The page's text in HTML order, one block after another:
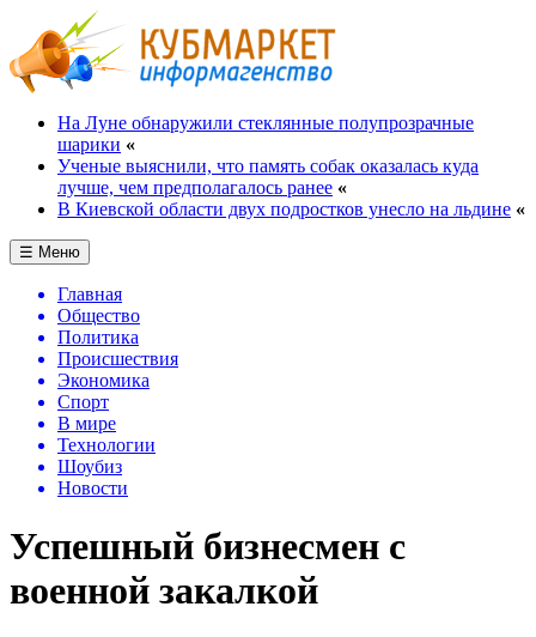
На Луне обнаружили стеклянные полупрозрачные
шарики «
Ученые выяснили, что память собак оказалась куда
лучше, чем предполагалось ранее «
В Киевской области двух подростков унесло на льдине «
☰ Меню
Главная
Общество
Политика
Происшествия
Экономика
Спорт
В мире
Технологии
Шоубиз
Новости
Успешный бизнесмен с
военной закалкой